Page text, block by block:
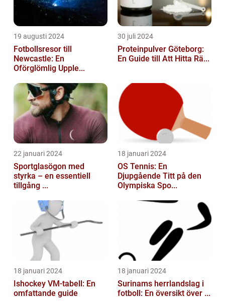
19 augusti 2024
Fotbollsresor till
Newcastle: En
Oförglömlig Upple...
30 juli 2024
Proteinpulver Göteborg:
En Guide till Att Hitta Rä...
22 januari 2024
Sportglasögon med
styrka – en essentiell
tillgång ...
18 januari 2024
OS Tennis: En
Djupgående Titt på den
Olympiska Spo...
18 januari 2024
Ishockey VM-tabell: En
omfattande guide
18 januari 2024
Surinams herrlandslag i
fotboll: En översikt över ...